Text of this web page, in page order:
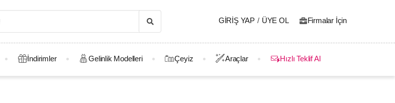
GIRIŞ YAP / ÜYE OL Firmalar İçin
İndirimler Gelinlik Modelleri Çeyiz Araçlar Hızlı Teklif Al